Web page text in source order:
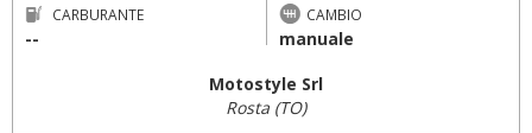
CARBURANTE
--
CAMBIO
manuale
Motostyle Srl
Rosta (TO)